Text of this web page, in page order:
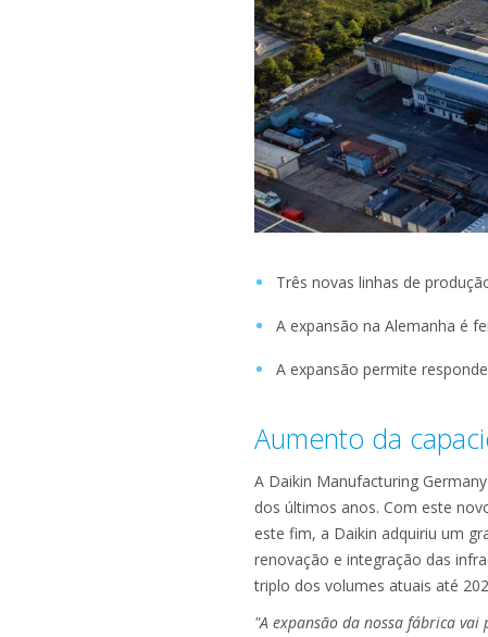
Três novas linhas de
A expansão na Alemanha é
A expansão permite
Aumento da
A Daikin Manufacturing
dos últimos anos. Com este
este fim, a Daikin adquiriu um
renovação e integração das
triplo dos volumes atuais até
"A expansão da nossa fábrica